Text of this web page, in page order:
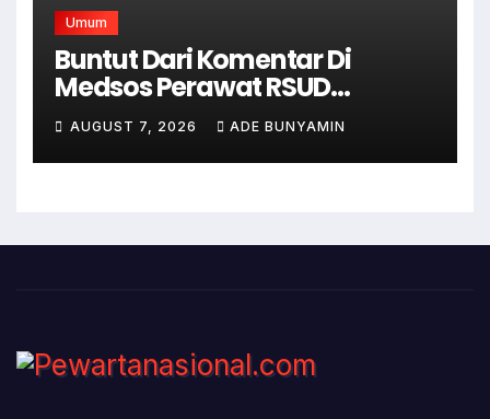
Umum
Buntut Dari Komentar Di
Medsos Perawat RSUD
Cicalengka Di Non Aktifkan
AUGUST 7, 2026 ADE BUNYAMIN